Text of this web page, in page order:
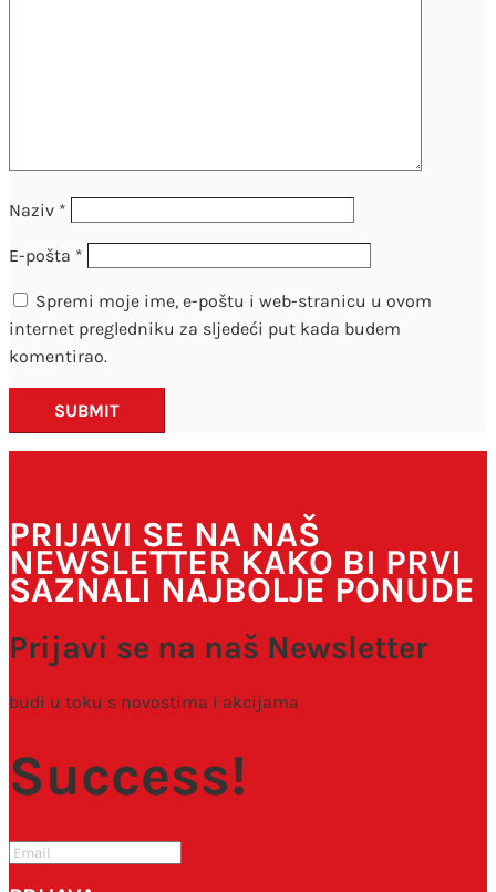
Naziv *
E-pošta *
Spremi moje ime, e-poštu i web-stranicu u ovom
internet pregledniku za sljedeći put kada budem
komentirao.
SUBMIT
PRIJAVI SE NA NAŠ
NEWSLETTER KAKO BI PRVI
SAZNALI NAJBOLJE PONUDE
Prijavi se na naš Newsletter
budi u toku s novostima i akcijama
Success!